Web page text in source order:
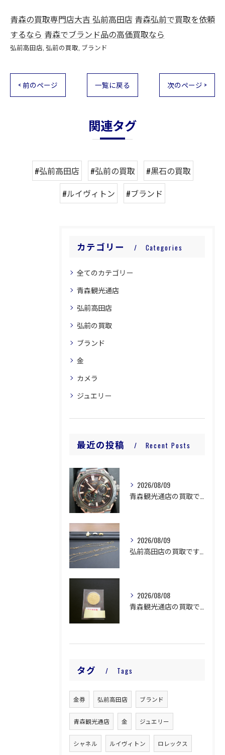
青森の買取専門店大吉 弘前高田店 青森弘前で買取を依頼
するなら 青森でブランド品の高価買取なら
弘前高田店 弘前の買取 ブランド
< 前のページ 一覧に戻る 次のページ >
関連タグ
#弘前高田店 #弘前の買取
#黒石の買取
#ルイヴィトン
#ブランド
カテゴリー Categories
全てのカテゴリー
青森観光通店
弘前高田店
弘前の買取
ブランド
金
カメラ
ジュエリー
最近の投稿 Recent Posts
2026/08/09
2026/08/09
2026/08/08
タグ Tags
金券 弘前高田店 ブランド
青森観光通店 金 ジュエリー
シャネル ルイヴィトン ロレックス